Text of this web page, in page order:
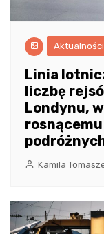
Aktualności
Linia
liczbę
Londynu,
Kamila